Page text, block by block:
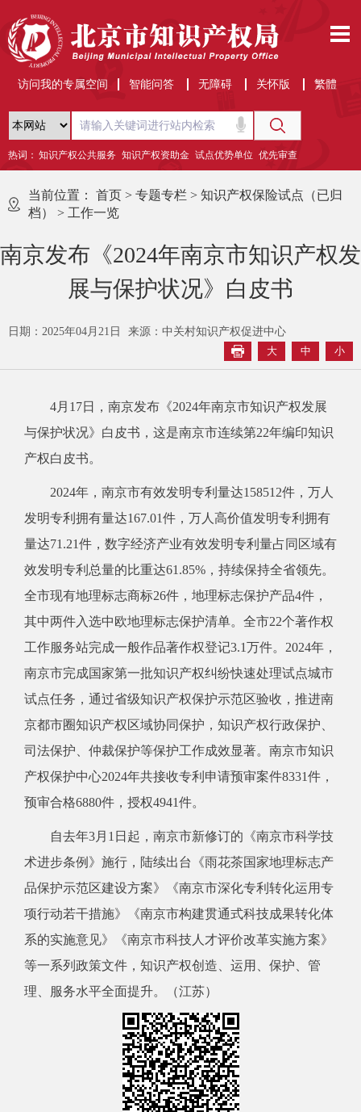
访问我的专属空间 智能问答 无障碍 关怀版 繁體
热词： 知识产权公共服务 知识产权资助金 试点优势单位 优先审查
当前位置： 首页 > 专题专栏 > 知识产权保险试点（已归
档）
> 工作一览
南京发布《2024年南京市知识产权发
展与保护状况》白皮书
日期：2025年04月21日
来源：中关村知识产权促进中心
大
中 小
4月17日，南京发布《2024年南京市知识产权发展
与保护状况》白皮书，这是南京市连续第22年编印知识
产权白皮书。
2024年，南京市有效发明专利量达158512件，万人
发明专利拥有量达167.01件，万人高价值发明专利拥有
量达71.21件，数字经济产业有效发明专利量占同区域有
效发明专利总量的比重达61.85%，持续保持全省领先。
全市现有地理标志商标26件，地理标志保护产品4件，
其中两件入选中欧地理标志保护清单。全市22个著作权
工作服务站完成一般作品著作权登记3.1万件。2024年，
南京市完成国家第一批知识产权纠纷快速处理试点城市
试点任务，通过省级知识产权保护示范区验收，推进南
京都市圈知识产权区域协同保护，知识产权行政保护、
司法保护、仲裁保护等保护工作成效显著。南京市知识
产权保护中心2024年共接收专利申请预审案件8331件，
预审合格6880件，授权4941件。
自去年3月1日起，南京市新修订的《南京市科学技
术进步条例》施行，陆续出台《雨花茶国家地理标志产
品保护示范区建设方案》《南京市深化专利转化运用专
项行动若干措施》《南京市构建贯通式科技成果转化体
系的实施意见》《南京市科技人才评价改革实施方案》
等一系列政策文件，知识产权创造、运用、保护、管
理、服务水平全面提升。（江苏）